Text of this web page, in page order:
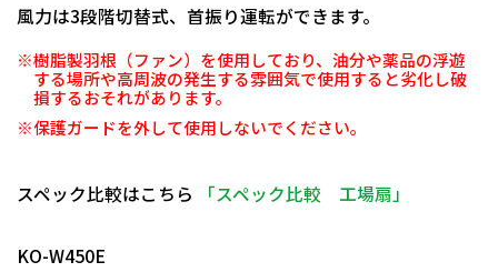
風力は3段階切替式、首振り運転ができます。
※樹脂製羽根（ファン）を使用しており、油分や薬品の浮遊
する場所や高周波の発生する雰囲気で使用すると劣化し破
損するおそれがあります。
※保護ガードを外して使用しないでください。
スペック比較はこちら
「スペック比較 工場扇」
KO-W450E